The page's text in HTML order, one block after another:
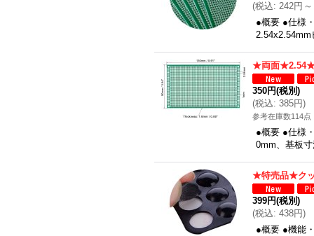
(税込: 242円 ～
●概要 ●仕様
★両面★2.54★
350円(税別)
(税込: 385円)
参考在庫数114点
●概要 ●仕様
0mm、基板
★特売品★クッ
399円(税別)
(税込: 438円)
●概要 ●機能